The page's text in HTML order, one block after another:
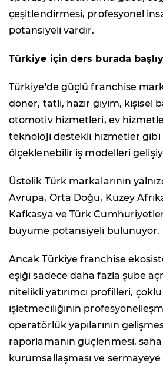
çeşitlendirmesi, profesyonel
potansiyeli vardır.
Türkiye için ders burada
Türkiye'de güçlü franchise
döner, tatlı, hazır giyim, kişisel
otomotiv hizmetleri, ev
teknoloji destekli hizmetler gibi
ölçeklenebilir iş modelleri
Üstelik Türk markalarının
Avrupa, Orta Doğu, Kuzey
Kafkasya ve Türk
büyüme potansiyeli bulunuyor.
Ancak Türkiye franchise
eşiği sadece daha fazla şube
nitelikli yatırımcı profilleri,
işletmeciliğinin
operatörlük yapılarının
raporlamanın güçlenmesi,
kurumsallaşması ve sermayeye